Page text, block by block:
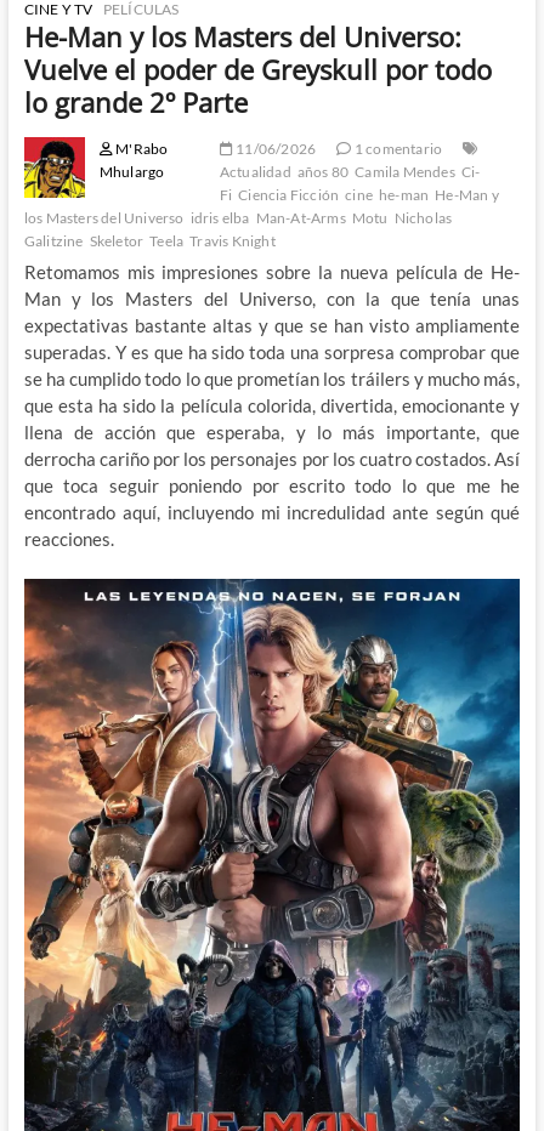
CINE Y TV PELÍCULAS
He-Man y los Masters del Universo:
Vuelve el poder de Greyskull por todo
lo grande 2º Parte
M'Rabo
Mhulargo
11/06/2026
1 comentario
Actualidad años 80 Camila Mendes Ci-
Fi Ciencia Ficción cine he-man He-Man y
los Masters del Universo idris elba Man-At-Arms Motu Nicholas
Galitzine Skeletor Teela Travis Knight
Retomamos mis impresiones sobre la nueva película de He-
Man y los Masters del Universo, con la que tenía unas
expectativas bastante altas y que se han visto ampliamente
superadas. Y es que ha sido toda una sorpresa comprobar que
se ha cumplido todo lo que prometían los tráilers y mucho más,
que esta ha sido la película colorida, divertida, emocionante y
llena de acción que esperaba, y lo más importante, que
derrocha cariño por los personajes por los cuatro costados. Así
que toca seguir poniendo por escrito todo lo que me he
encontrado aquí, incluyendo mi incredulidad ante según qué
reacciones.